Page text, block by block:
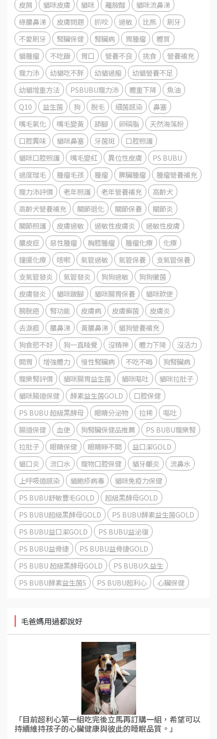
皮屑 貓咪皮膚 貓咪 離胺酸
貓咪流鼻涕
綠膿鼻涕
皮膚問題 抓咬 過敏 比熊
刷牙
不愛刷牙
腎臟保健 腎臟病 胃腫瘤
體質
貓腫瘤
不吃飯 胃口 營養不良 挑食
營養補充
寵力沛
幼貓吃不胖 幼貓過瘦
幼貓營養不足
幼貓增重方法
PSBUBU寵力沛 體重下降
魚油
Q10
益生菌 狗 脫毛 細菌感染
鼻塞
嘴毛氧化
嘴毛變黃 舔腳 卵磷脂
天然海藻粉
口腔異味
貓咪鼻塞 牙菌斑
口腔照護
貓咪口腔照護
嘴毛變紅 異位性皮膚
PS BUBU
過度理毛
腫瘤毛孩 腫瘤 脾臟腫瘤
腫瘤營養補充
寵力沛評價
老年照護 老年營養補充
高齡犬
高齡犬營養補充
關節退化 關節保養
關節炎
關節照護
皮膚過敏 過敏性皮膚炎
過敏性皮膚
膿皮症
惡性腫瘤 胸腔腫瘤 腫瘤化療
化療
鐘擺化療
咳嗽 氣管過敏 氣管保養
支氣管保養
支氣管發炎
氣管發炎 狗狗過敏
狗狗黴菌
皮膚發炎
貓咪跛腳 貓咪腸胃保養
貓咪軟便
膀胱癌
腎功能 皮膚病 皮膚癬菌
皮膚炎
去淚痕
膿鼻涕 黃膿鼻涕
貓狗營養補充
狗食慾不好
狗一直睡覺 沒精神 體力下降
沒活力
開胃
增強體力 慢性腎臟病 不吃不喝
狗腎臟病
寵樂腎評價
貓咪腸胃益生菌 貓咪嘔吐
貓咪拉肚子
貓咪腸道保健
酵素益生菌GOLD
口腔保健
PS BUBU 超級黑酵母
眼睛分泌物 拉稀
嘔吐
腸道保健
血便 狗腎臟保健品推薦
PS BUBU寵樂腎
拉肚子
眼睛保健 眼睛睜不開
益口潔GOLD
貓口炎
流口水 寵物口腔保健 貓牙齦炎
流鼻水
上呼吸道感染
貓皰疹病毒
貓咪免疫力保健
PS BUBU舒敏豐毛GOLD
超級黑酵母GOLD
PS BUBU超級黑酵母GOLD
PS BUBU酵素益生菌GOLD
PS BUBU益口潔GOLD
PS BUBU益泌復
PS BUBU益骨捷
PS BUBU益骨捷GOLD
PS BUBU 超級黑酵母GOLD
PS BUBU久益生
PS BUBU酵素益生菌S
PS BUBU超利心 心臟保健
毛爸媽用過都說好
「目前超利心第一組吃完後立馬再訂購一組，希望可以
持續維持孩子的心臟健康與彼此的睡眠品質。」